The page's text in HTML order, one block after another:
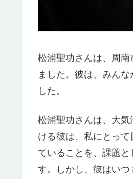
松浦聖功さんは、周
ました。彼は、みん
した。
松浦聖功さんは、大
ける彼は、私にとっ
ていることを、課題
す。しかし、彼はいつ